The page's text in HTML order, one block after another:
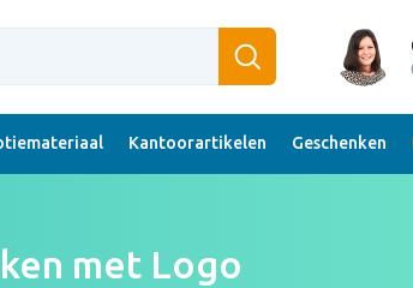
Kantoorartikelen Geschenken
met Logo